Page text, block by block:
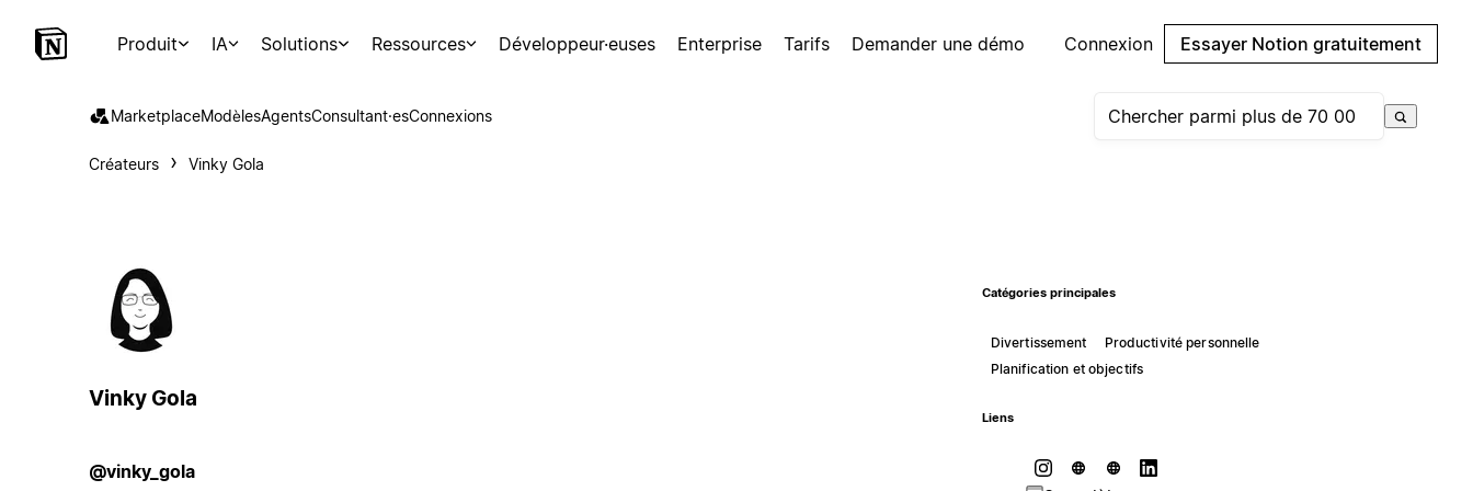
Produit IA Solutions Ressources Développeur·euses Enterprise Tarifs Demander une démo Connexion Essayer Notion gratuitement
MarketplaceModèlesAgentsConsultant·esConnexions
Créateurs Vinky Gola
Vinky Gola
@vinky_gola
Catégories principales
Divertissement
Productivité personnelle
Planification et objectifs
Liens